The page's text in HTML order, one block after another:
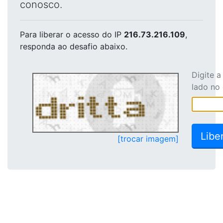
conosco.
Para liberar o acesso do IP 216.73.216.109,
responda ao desafio abaixo.
[trocar imagem]
Digite
lado no